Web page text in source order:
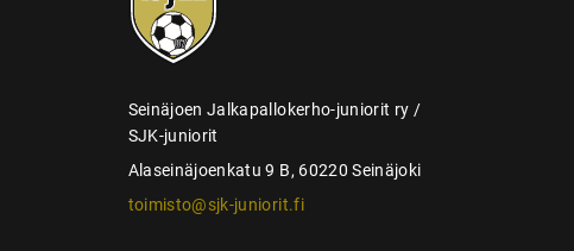
juniorit
Seinäjoen Jalkapallokerho-juniorit ry /
SJK-juniorit
Alaseinäjoenkatu 9 B, 60220 Seinäjoki
toimisto@sjk-juniorit.fi